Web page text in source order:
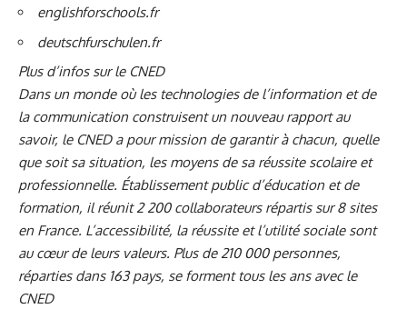
englishforschools.fr
deutschfurschulen.fr
Plus d’infos sur le CNED
Dans un monde où les technologies de l’information et de
la communication construisent un nouveau rapport au
savoir, le CNED a pour mission de garantir à chacun, quelle
que soit sa situation, les moyens de sa réussite scolaire et
professionnelle. Établissement public d’éducation et de
formation, il réunit 2 200 collaborateurs répartis sur 8 sites
en France. L’accessibilité, la réussite et l’utilité sociale sont
au cœur de leurs valeurs. Plus de 210 000 personnes,
réparties dans 163 pays, se forment tous les ans avec le
CNED